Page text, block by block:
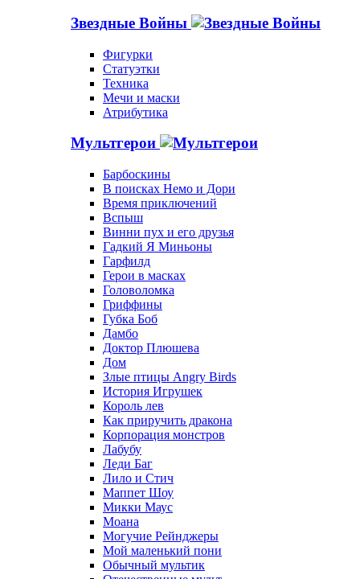
Звездные Войны
Фигурки
Статуэтки
Техника
Мечи и маски
Атрибутика
Мультгерои
Барбоскины
В поисках Немо и Дори
Время приключений
Вспыш
Винни пух и его друзья
Гадкий Я Миньоны
Гарфилд
Герои в масках
Головоломка
Гриффины
Губка Боб
Дамбо
Доктор Плюшева
Дом
Злые птицы Angry Birds
История Игрушек
Король лев
Как приручить дракона
Корпорация монстров
Лабубу
Леди Баг
Лило и Стич
Маппет Шоу
Микки Маус
Моана
Могучие Рейнджеры
Мой маленький пони
Обычный мультик